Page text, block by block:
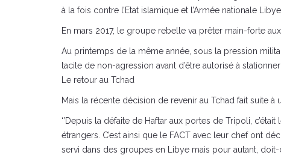
à la fois contre l’Etat islamique et l’Armée nationale
En mars 2017, le groupe rebelle va prêter main-forte
Au printemps de la même année, sous la pression
tacite de non-agression avant d’être autorisé à
Le retour au Tchad
Mais la récente décision de revenir au Tchad fait suite
‘’Depuis la défaite de Haftar aux portes de Tripoli,
étrangers. C’est ainsi que le FACT avec leur chef ont
servi dans des groupes en Libye mais pour autant,